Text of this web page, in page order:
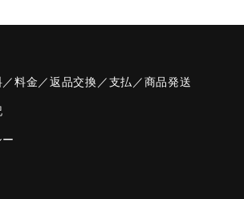
時計
料金／返品交換／支払／商品発送